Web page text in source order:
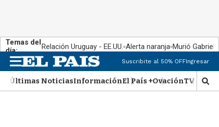
Temas del
día:
Relación Uruguay - EE.UU. Alerta naranja Murió Gabriel
M
e
n
u
Suscribite al 50% OFFIngresar
Últimas NoticiasInformaciónEl País +OvaciónTV Show
M
o